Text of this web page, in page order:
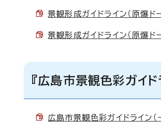
景観形成ガイドライン（原爆
景観形成ガイドライン（原爆
『広島市景観色彩ガイド
広島市景観色彩ガイドライン